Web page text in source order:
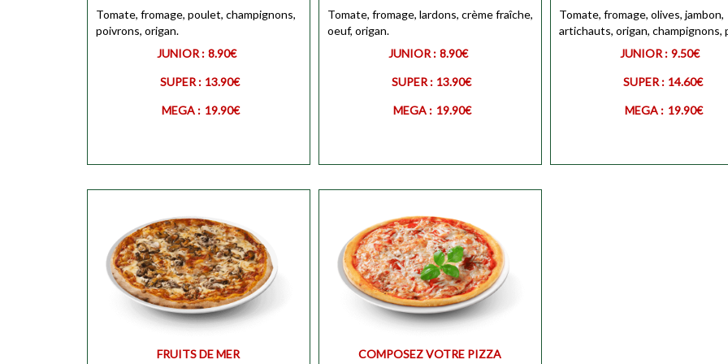
MEGA Personnaliser
Tomate, fromage, poulet, champignons,
poivrons, origan.
JUNIOR : 8.90€
SUPER : 13.90€
MEGA : 19.90€
MEGA Personnaliser
Tomate, fromage, lardons, crème fraîche,
oeuf, origan.
JUNIOR : 8.90€
SUPER : 13.90€
MEGA : 19.90€
MEGA
Tomate, fromage, olives, jambon,
artichauts, origan, champignons,
JUNIOR : 9.50€
SUPER : 14.60€
MEGA : 19.90€
JUNIOR Personnaliser
FRUITS DE MER
JUNIOR Personnaliser
Personnaliser
Personnaliser
COMPOSEZ VOTRE PIZZA